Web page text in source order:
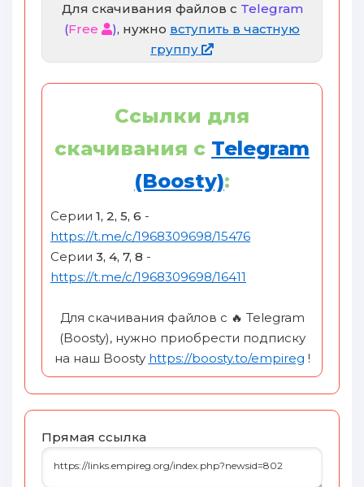
Для скачивания файлов с Telegram
(Free ), нужно вступить в частную
группу
Ссылки для
скачивания c Telegram
(Boosty):
Серии 1, 2, 5, 6 -
https://t.me/c/1968309698/15476
Серии 3, 4, 7, 8 -
https://t.me/c/1968309698/16411
Для скачивания файлов с 🔥 Telegram
(Boosty), нужно приобрести подписку
на наш Boosty https://boosty.to/empireg !
Прямая ссылка